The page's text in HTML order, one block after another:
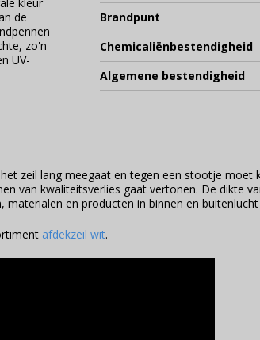
Brandpunt
Chemicaliënbestendigheid
Algemene bestendigheid
de
zo'n
UV-
zeil lang meegaat en tegen een stootje
van kwaliteitsverlies gaat vertonen. De dikte
en producten in binnen en
afdekzeil wit.